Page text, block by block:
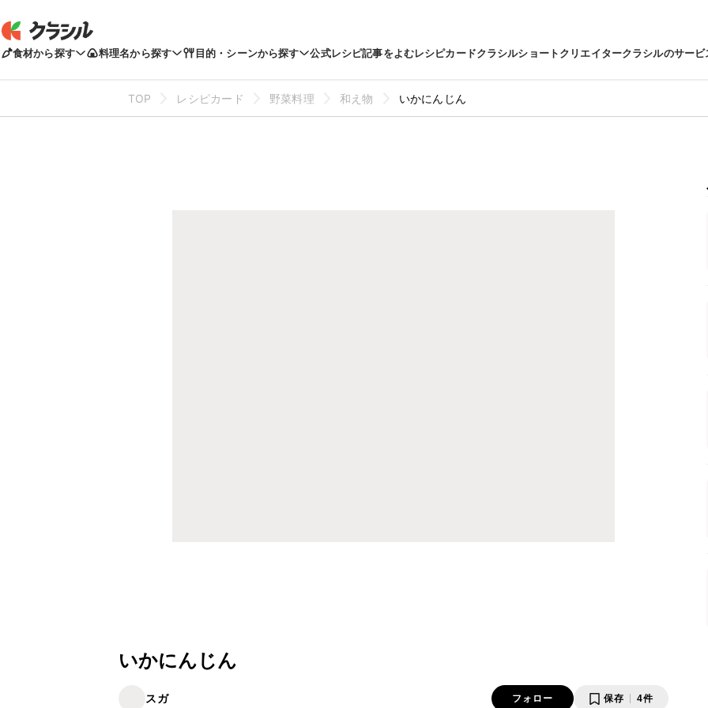
食材から探す 料理名から探す 目的・シーンから探す 公式レシピ記事をよむレシピカードクラシルショートクリエイタークラシルのサービ
TOP レシピカード 野菜料理 和え物 いかにんじん
いかにんじん
スガ フォロー 保存 4件